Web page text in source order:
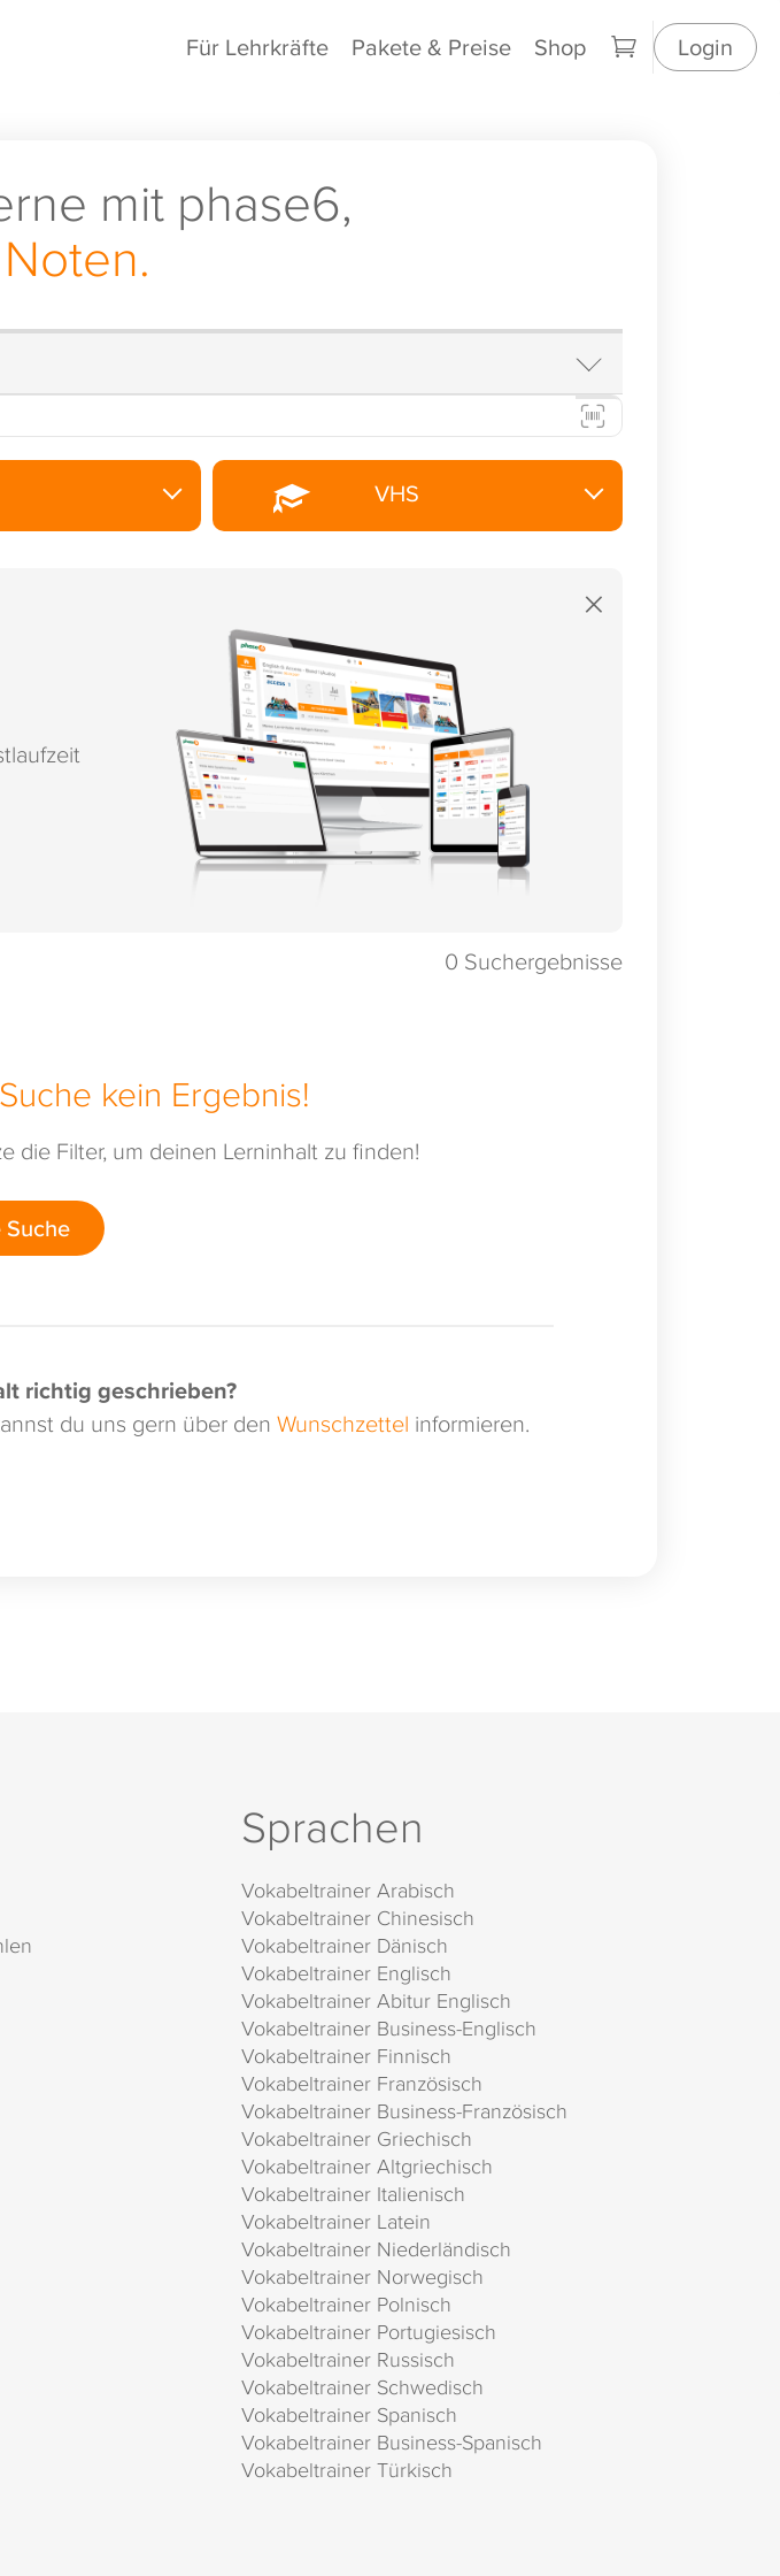
Für Lehrkräfte Pakete & Preise Shop Login
mit phase6,
VHS
×
0 Suchergebnisse
kein Ergebnis!
die Filter, um deinen Lerninhalt zu finden!
Suche
richtig geschrieben?
du uns gern über den Wunschzettel informieren.
Sprachen
Vokabeltrainer Arabisch
Vokabeltrainer Chinesisch
Vokabeltrainer Dänisch
Vokabeltrainer Englisch
Vokabeltrainer Abitur Englisch
Vokabeltrainer Business-Englisch
Vokabeltrainer Finnisch
Vokabeltrainer Französisch
Vokabeltrainer Business-Französisch
Vokabeltrainer Griechisch
Vokabeltrainer Altgriechisch
Vokabeltrainer Italienisch
Vokabeltrainer Latein
Vokabeltrainer Niederländisch
Vokabeltrainer Norwegisch
Vokabeltrainer Polnisch
Vokabeltrainer Portugiesisch
Vokabeltrainer Russisch
Vokabeltrainer Schwedisch
Vokabeltrainer Spanisch
Vokabeltrainer Business-Spanisch
Vokabeltrainer Türkisch